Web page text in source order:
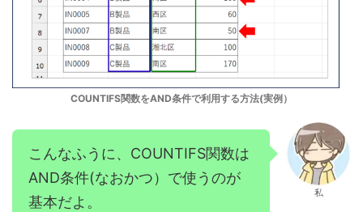
COUNTIFS関数をAND条件で利用する方法(実例）
こんなふうに、COUNTIFS関数は
AND条件(なおかつ）で使うのが
基本だよ。
私